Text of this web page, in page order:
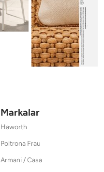
Markalar
Haworth
Poltrona Frau
Armani / Casa